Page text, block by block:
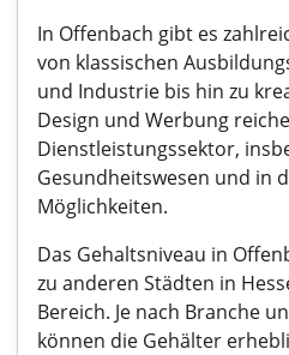
In Offenbach gibt es
von klassischen
und Industrie bis hin zu
Design und Werbung
Dienstleistungssektor,
Gesundheitswesen und in
Möglichkeiten.
Das Gehaltsniveau in
zu anderen Städten in
Bereich. Je nach Branche
können die Gehälter